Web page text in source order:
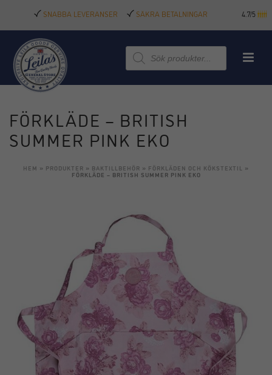
SNABBA LEVERANSER SÄKRA BETALNINGAR 4.7/5
Produktsökning
FÖRKLÄDE – BRITISH
SUMMER PINK EKO
HEM » PRODUKTER » BAKTILLBEHÖR » FÖRKLÄDEN OCH KÖKSTEXTIL
»
FÖRKLÄDE – BRITISH SUMMER PINK EKO